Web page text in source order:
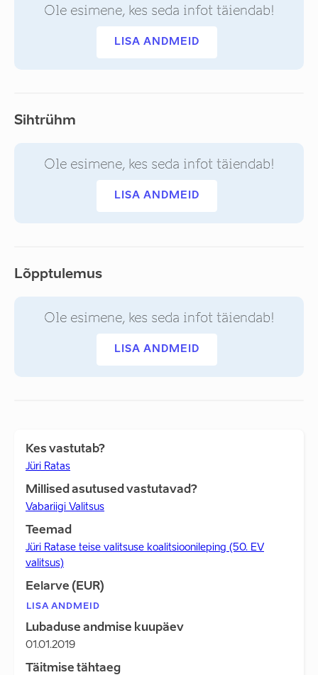
Ole esimene, kes seda infot täiendab!
LISA ANDMEID
Sihtrühm
Ole esimene, kes seda infot täiendab!
LISA ANDMEID
Lõpptulemus
Ole esimene, kes seda infot täiendab!
LISA ANDMEID
Kes vastutab?
Jüri Ratas
Millised asutused vastutavad?
Vabariigi Valitsus
Teemad
Jüri Ratase teise valitsuse koalitsioonileping (50. EV
valitsus)
Eelarve (EUR)
LISA ANDMEID
Lubaduse andmise kuupäev
01.01.2019
Täitmise tähtaeg